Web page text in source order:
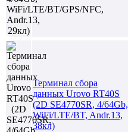
Терминал сбора
данных Urovo RT40S
(2D SE4770SR, 4/64Gb,
WiFi/LTE/BT, Andr.13,
38кл)